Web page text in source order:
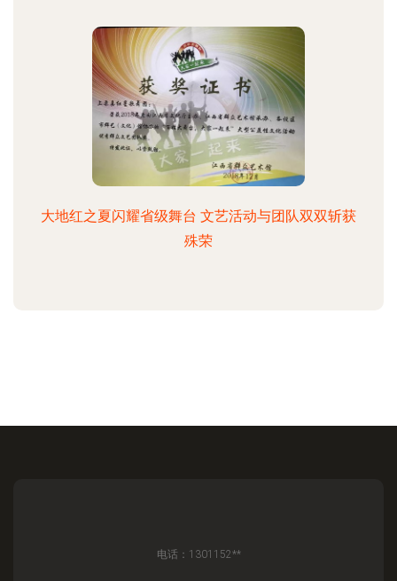
大地红之夏闪耀省级舞台 文艺活动与团队双双斩获
殊荣
电话：1301152**